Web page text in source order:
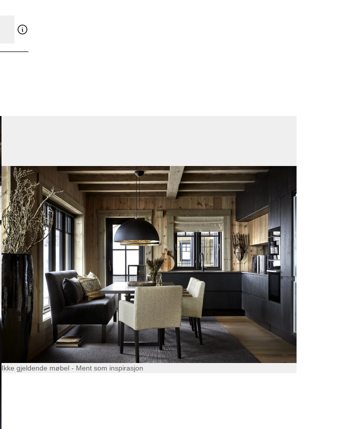
Ikke gjeldende møbel - Ment som inspirasjon